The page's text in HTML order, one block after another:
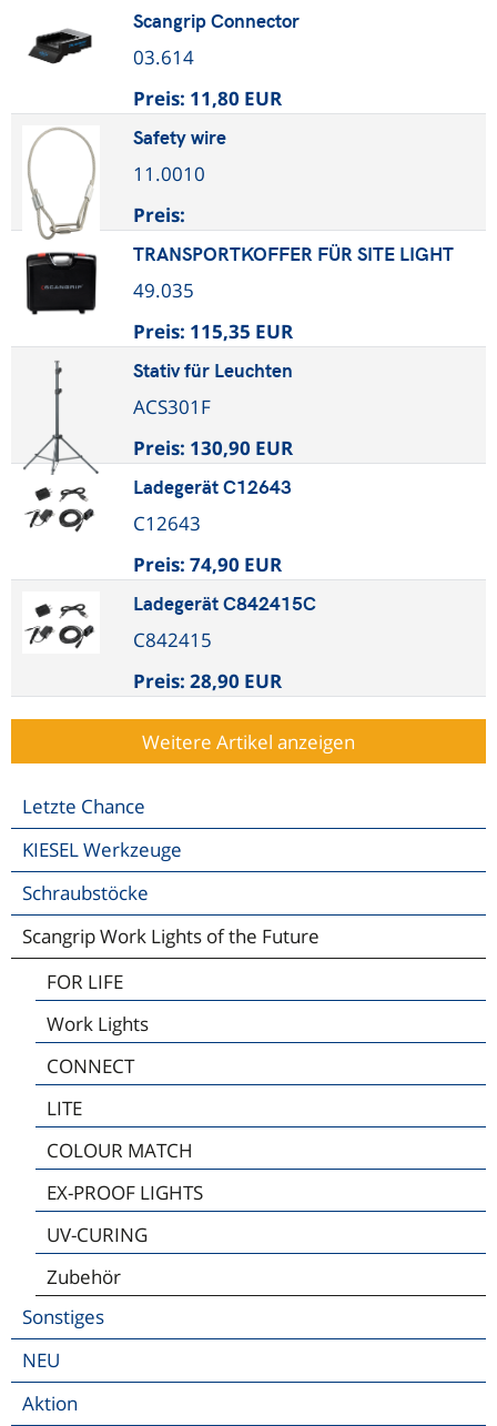
Letzte Chance
KIESEL Werkzeuge
Schraubstöcke
Scangrip Work Lights of the Future
FOR LIFE
Work Lights
CONNECT
LITE
COLOUR MATCH
EX-PROOF LIGHTS
UV-CURING
Zubehör
Sonstiges
NEU
Aktion
Scangrip Connector
03.614
Preis: 11,80 EUR
Safety wire
11.0010
Preis:
TRANSPORTKOFFER FÜR SITE LIGHT
49.035
Preis: 115,35 EUR
Stativ für Leuchten
ACS301F
Preis: 130,90 EUR
Ladegerät C12643
C12643
Preis: 74,90 EUR
Ladegerät C842415C
C842415
Preis: 28,90 EUR
Weitere Artikel anzeigen